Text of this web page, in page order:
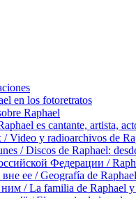
en los fotoretratos
Raphael
es cantante, artista,
Video y radioarchivos de
/ Discos de Raphael:
Федерации /
ее / Geografía de
/ La familia de Raphael y